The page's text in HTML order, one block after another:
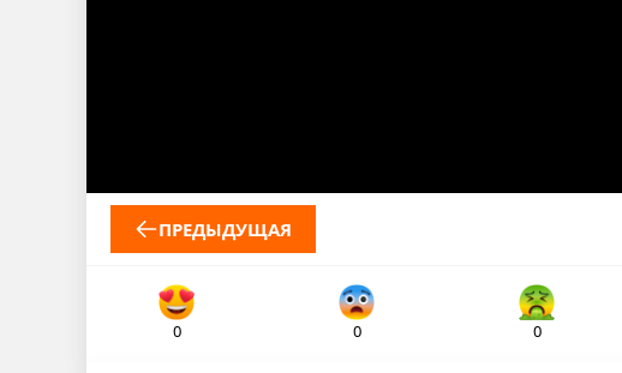
ПРЕДЫДУЩАЯ
0 0 0